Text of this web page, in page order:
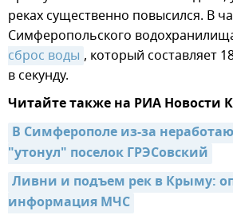
реках существенно повысился. В
Симферопольского
сброс воды , который составляет
в секунду.
Читайте также на РИА Новости
В Симферополе из-за
"утонул" поселок ГРЭСовский
Ливни и подъем рек в Крыму:
информация МЧС